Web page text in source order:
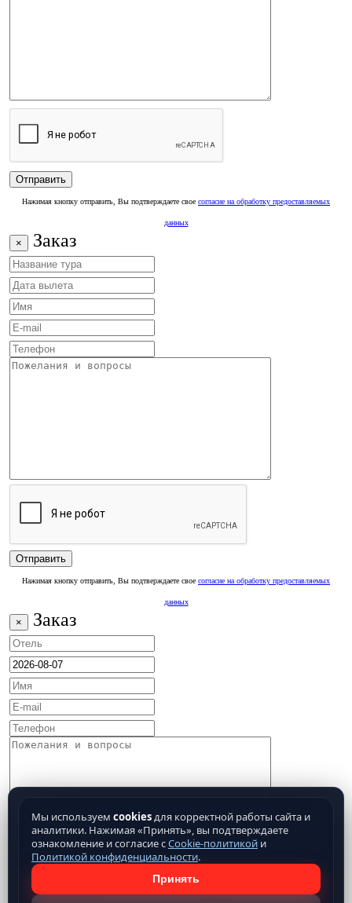
Нажимая кнопку отправить, Вы подтверждаете свое согласие на обработку предоставляемых
данных
× Заказ
Нажимая кнопку отправить, Вы подтверждаете свое согласие на обработку предоставляемых
данных
× Заказ
Мы используем cookiesдля корректной работы сайта и
аналитики. Нажимая «Принять», вы подтверждаете
ознакомление и согласие сCookie-политикой и
Политикой конфиденциальности.
Принять